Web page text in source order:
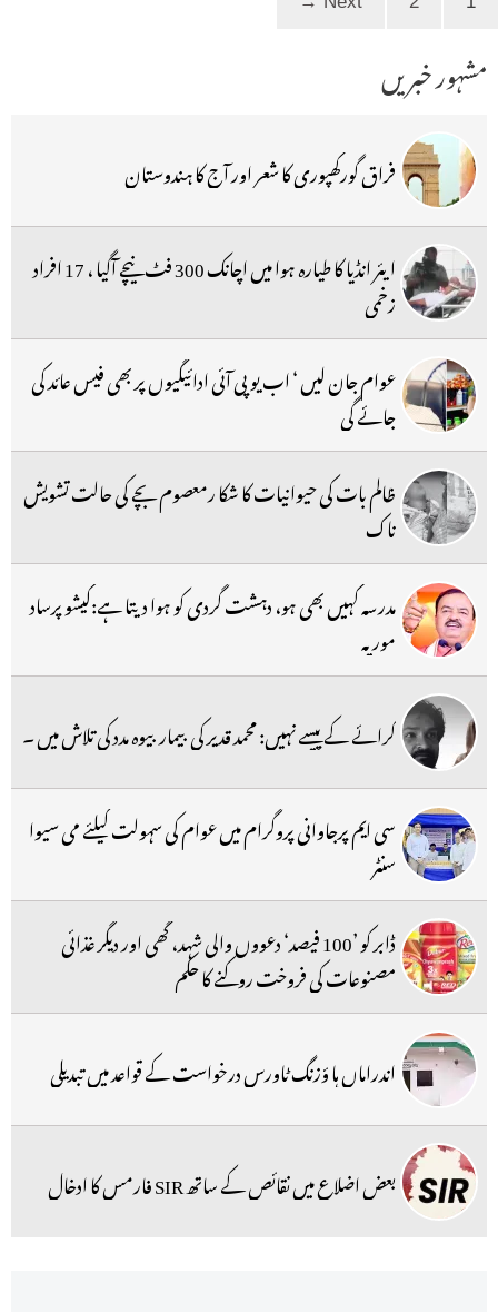
مشہور خبریں
فراق گورکھپوری کا شعر اور آج کا ہندوستان
ایئر انڈیا کا طیارہ ہوا میں اچانک 300 فٹ نیچے آگیا ، 17 افراد
زخمی
عوام جان لیں ‘ اب یو پی آئی ادائیگیوں پر بھی فیس عائد کی
جائے گی
ظالم بات کی حیوانیات کا شکا رمعصوم بچے کی حالت تشویش
ناک
مدرسہ کہیں بھی ہو، دہشت گردی کو ہوا دیتا ہے:کیشو پرساد
موریہ
کرائے کے پیسے نہیں: محمد قدیر کی بیمار بیوہ مدد کی تلاش میں ۔
سی ایم پرجاوانی پروگرام میں عوام کی سہولت کیلئے می سیوا
سنٹر
ڈابر کو ’100 فیصد‘ دعووں والی شہد، گھی اور دیگر غذائی
مصنوعات کی فروخت روکنے کا حکم
اندراماں ہا ؤزنگ ٹاورس درخواست کے قواعد میں تبدیلی
بعض اضلاع میں نقائص کے ساتھ SIR فارمس کا ادخال